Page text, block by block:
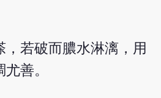
，若破而膿水淋漓，用
善。